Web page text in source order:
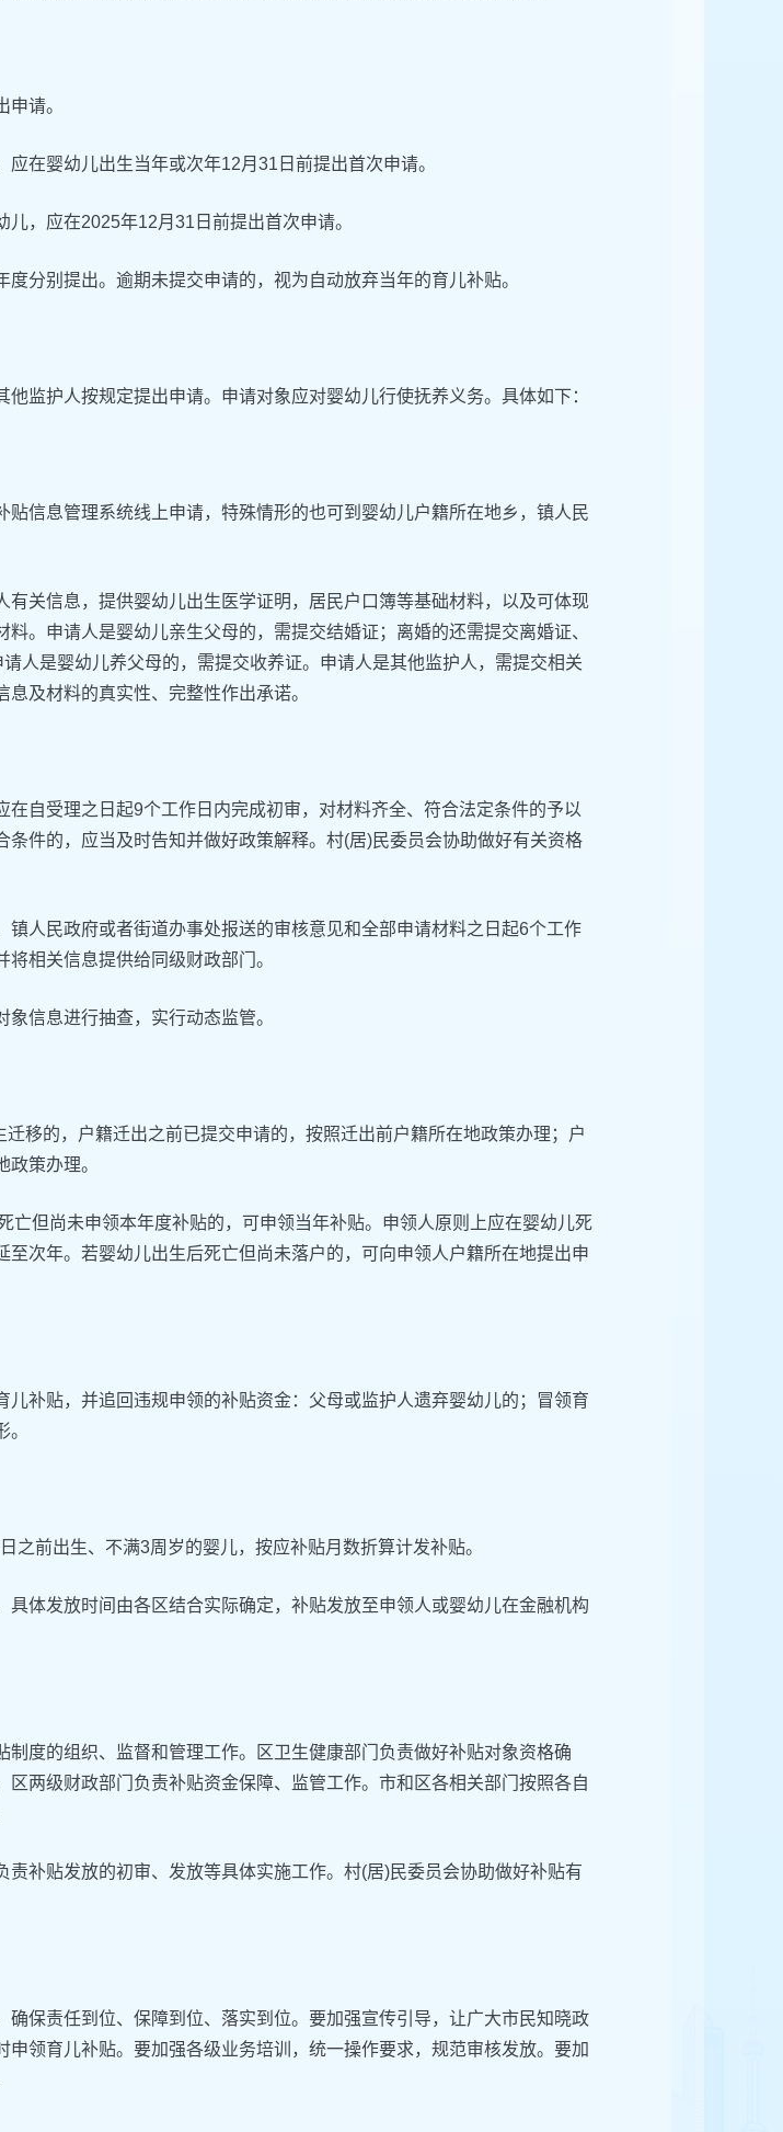
请。
在婴幼儿出生当年或次年12月31日前提出首次申请。
，应在2025年12月31日前提出首次申请。
分别提出。逾期未提交申请的，视为自动放弃当年的育儿补贴。
监护人按规定提出申请。申请对象应对婴幼儿行使抚养义务。具体如下：
贴信息管理系统线上申请，特殊情形的也可到婴幼儿户籍所在地乡，镇人民
有关信息，提供婴幼儿出生医学证明，居民户口簿等基础材料，以及可体现
。申请人是婴幼儿亲生父母的，需提交结婚证；离婚的还需提交离婚证、
人是婴幼儿养父母的，需提交收养证。申请人是其他监护人，需提交相关
及材料的真实性、完整性作出承诺。
在自受理之日起9个工作日内完成初审，对材料齐全、符合法定条件的予以
条件的，应当及时告知并做好政策解释。村(居)民委员会协助做好有关资格
镇人民政府或者街道办事处报送的审核意见和全部申请材料之日起6个工作
相关信息提供给同级财政部门。
信息进行抽查，实行动态监管。
移的，户籍迁出之前已提交申请的，按照迁出前户籍所在地政策办理；户
策办理。
亡但尚未申领本年度补贴的，可申领当年补贴。申领人原则上应在婴幼儿死
至次年。若婴幼儿出生后死亡但尚未落户的，可向申领人户籍所在地提出申
儿补贴，并追回违规申领的补贴资金：父母或监护人遗弃婴幼儿的；冒领育
之前出生、不满3周岁的婴儿，按应补贴月数折算计发补贴。
具体发放时间由各区结合实际确定，补贴发放至申领人或婴幼儿在金融机构
制度的组织、监督和管理工作。区卫生健康部门负责做好补贴对象资格确
区两级财政部门负责补贴资金保障、监管工作。市和区各相关部门按照各自
责补贴发放的初审、发放等具体实施工作。村(居)民委员会协助做好补贴有
确保责任到位、保障到位、落实到位。要加强宣传引导，让广大市民知晓政
申领育儿补贴。要加强各级业务培训，统一操作要求，规范审核发放。要加